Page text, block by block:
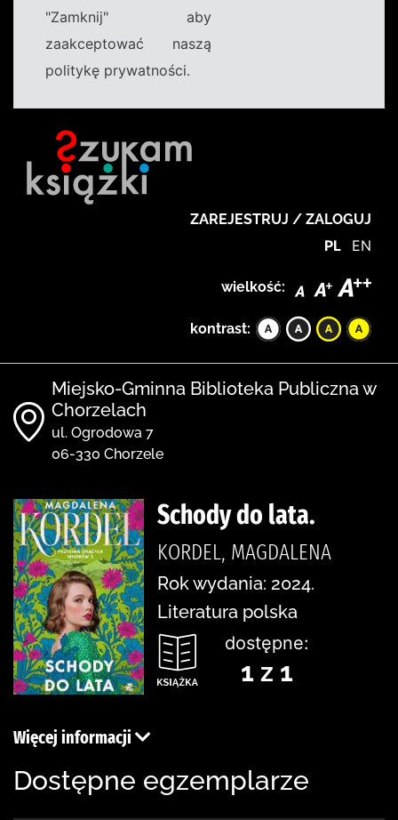
"Zamknij" aby
zaakceptować naszą
politykę prywatności.
ZAREJESTRUJ / ZALOGUJ
PL EN
wielkość:
kontrast:
Miejsko-Gminna Biblioteka Publiczna w
Chorzelach
ul. Ogrodowa 7
06-330 Chorzele
Schody do lata.
KORDEL, MAGDALENA
Rok wydania: 2024.
Literatura polska
dostępne:
1 z 1
Więcej informacji
Dostępne egzemplarze